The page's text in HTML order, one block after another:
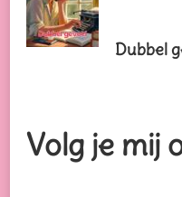
Dubbel
Volg je mij